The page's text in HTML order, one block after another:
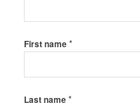
First name*
Last name*